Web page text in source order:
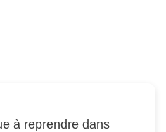
à reprendre dans